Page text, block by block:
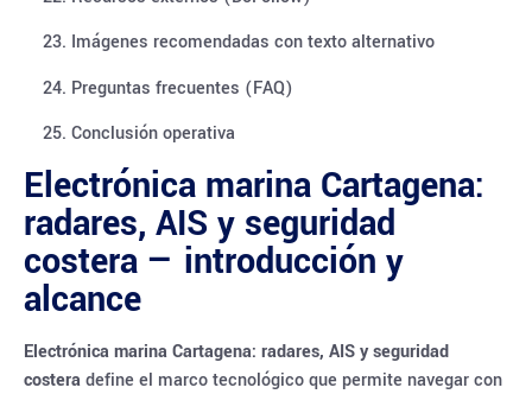
Imágenes recomendadas con texto alternativo
Preguntas frecuentes (FAQ)
Conclusión operativa
Electrónica marina Cartagena:
radares, AIS y seguridad
costera — introducción y
alcance
Electrónica marina Cartagena: radares, AIS y seguridad
costeradefine el marco tecnológico que permite navegar con